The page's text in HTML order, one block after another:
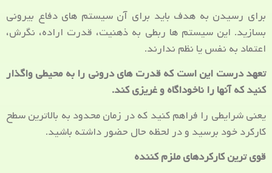
برای رسیدن به هدف باید برای آن سیستم های دفاع بیرونی
بسازید. این سیستم ها ربطی به ذهنیت، قدرت اراده، نگرش،
اعتماد به نفس یا نظم ندارند.
تعهد درست این است که قدرت های درونی را به محیطی واگذار
کنید که آنها را ناخوداگاه و غریزی کند.
یعنی شرایطی را فراهم کنید که در زمان محدود به بالاترین سطح
کارکرد خود برسید و در لحظه حال حضور داشته باشید.
قوی ترین کارکردهای ملزم کننده